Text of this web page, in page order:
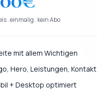
. einmalig . kein Abo
mit allem Wichtigen
Hero, Leistungen, Kontakt
+ Desktop optimiert